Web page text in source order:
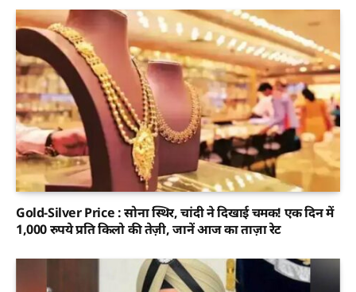
Gold-Silver Price : सोना स्थिर, चांदी ने दिखाई चमक! एक दिन में
1,000 रुपये प्रति किलो की तेज़ी, जानें आज का ताज़ा रेट